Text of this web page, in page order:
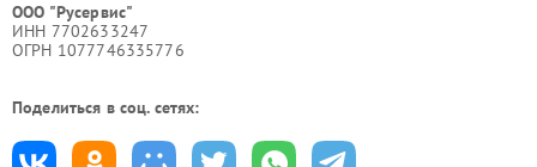
ООО "Русервис"
ИНН 7702633247
ОГРН 1077746335776
Поделиться в соц. сетях: